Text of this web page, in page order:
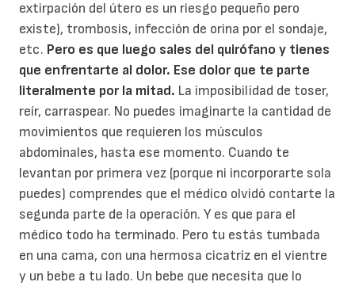
extirpación del útero es un riesgo pequeño pero
existe), trombosis, infección de orina por el sondaje,
etc. Pero es que luego sales del quirófano y tienes
que enfrentarte al dolor. Ese dolor que te parte
literalmente por la mitad. La imposibilidad de toser,
reír, carraspear. No puedes imaginarte la cantidad de
movimientos que requieren los músculos
abdominales, hasta ese momento. Cuando te
levantan por primera vez (porque ni incorporarte sola
puedes) comprendes que el médico olvidó contarte la
segunda parte de la operación. Y es que para el
médico todo ha terminado. Pero tu estás tumbada
en una cama, con una hermosa cicatriz en el vientre
y un bebe a tu lado. Un bebe que necesita que lo